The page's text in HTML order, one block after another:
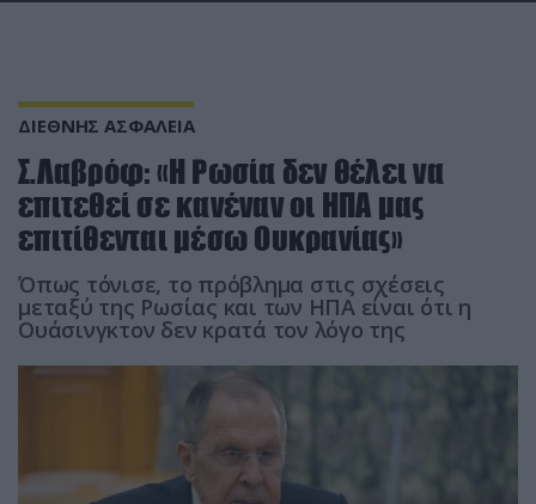
ΔΙΕΘΝΗΣ ΑΣΦΑΛΕΙΑ
Σ.Λαβρόφ: «Η Ρωσία δεν θέλει να
επιτεθεί σε κανέναν οι ΗΠΑ μας
επιτίθενται μέσω Ουκρανίας»
Όπως τόνισε, το πρόβλημα στις σχέσεις
μεταξύ της Ρωσίας και των ΗΠΑ είναι ότι η
Ουάσινγκτον δεν κρατά τον λόγο της